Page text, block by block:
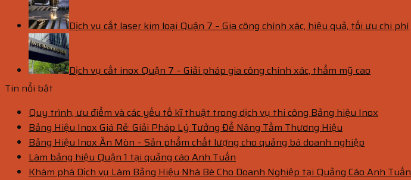
Dịch vụ cắt laser kim loại Quận 7 – Gia công chính xác, hiệu quả, tối ưu chi phí
Dịch vụ cắt inox Quận 7 – Giải pháp gia công chính xác, thẩm mỹ cao
Tin nổi bật
Quy trình, ưu điểm và các yếu tố kĩ thuật trong dịch vụ thi công Bảng hiệu Inox
Bảng Hiệu Inox Giá Rẻ: Giải Pháp Lý Tưởng Để Nâng Tầm Thương Hiệu
Bảng Hiệu Inox Ăn Mòn – Sản phẩm chất lượng cho quảng bá doanh nghiệp
Làm bảng hiệu Quận 1 tại quảng cáo Anh Tuấn
Khám phá Dịch vụ Làm Bảng Hiệu Nhà Bè Cho Doanh Nghiệp tại Quảng Cáo Anh Tuấn